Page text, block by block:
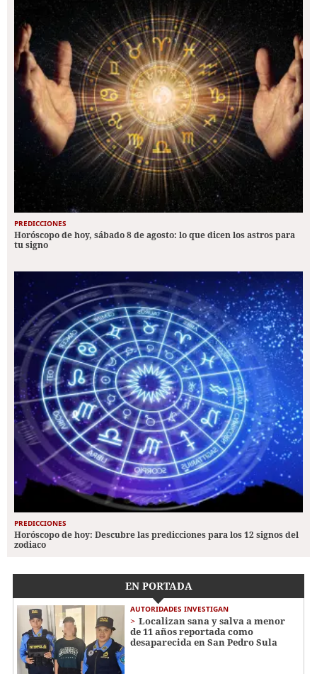
PREDICCIONES
Horóscopo de hoy, sábado 8 de agosto: lo que dicen los astros para
tu signo
PREDICCIONES
Horóscopo de hoy: Descubre las predicciones para los 12 signos del
zodiaco
EN PORTADA
AUTORIDADES INVESTIGAN
Localizan sana y salva a menor
de 11 años reportada como
desaparecida en San Pedro Sula